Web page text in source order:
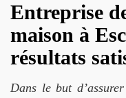
Entreprise
maison à
résultats
Dans le but